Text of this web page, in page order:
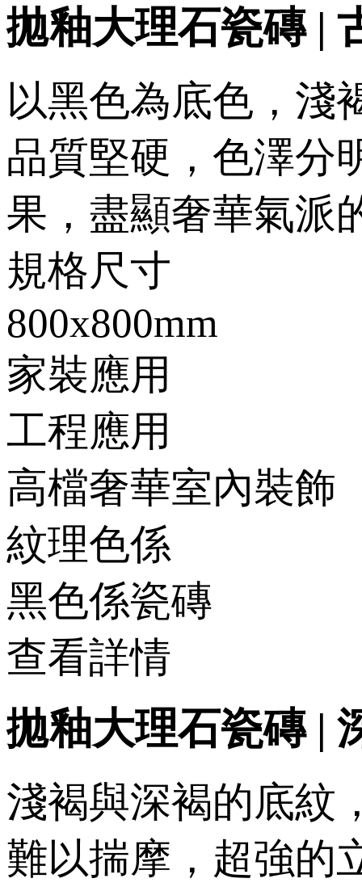
拋釉大理石瓷磚 |
以黑色為底色，
品質堅硬，色澤分
果，盡顯奢華氣派的
規格尺寸
800x800mm
家裝應用
工程應用
高檔奢華室內裝飾
紋理色係
黑色係瓷磚
查看詳情
拋釉大理石瓷磚 |
淺褐與深褐的底紋
難以揣摩，超強的立